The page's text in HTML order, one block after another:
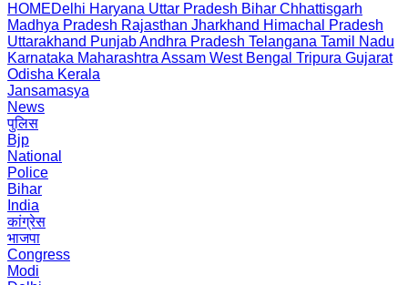
HOMEDelhi Haryana Uttar Pradesh Bihar Chhattisgarh
Madhya Pradesh Rajasthan Jharkhand Himachal Pradesh
Uttarakhand PunjabAndhra Pradesh Telangana Tamil Nadu
Karnataka Maharashtra Assam West Bengal Tripura Gujarat
Odisha Kerala
Jansamasya
News
पुलिस
Bjp
National
Police
Bihar
India
कांग्रेस
भाजपा
Congress
Modi